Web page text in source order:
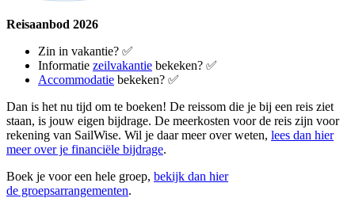
Reisaanbod 2026
Zin in vakantie? ✅
Informatie zeilvakantie bekeken? ✅
Accommodatie bekeken? ✅
Dan is het nu tijd om te boeken! De reissom die je bij een reis ziet
staan, is jouw eigen bijdrage. De meerkosten voor de reis zijn voor
rekening van SailWise. Wil je daar meer over weten, lees dan hier
meer over je financiële bijdrage.
Boek je voor een hele groep, bekijk dan hier
de groepsarrangementen.